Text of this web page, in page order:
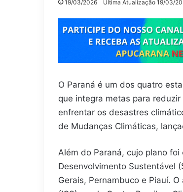
19/03/2026 Última Atualização 19/03/
O Paraná é um dos quatro
que integra metas para
enfrentar os desastres
de Mudanças Climáticas,
Além do Paraná, cujo plano
Desenvolvimento Sustentável
Gerais, Pernambuco e Piauí.